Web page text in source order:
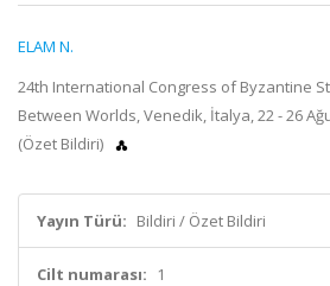
ELAM N.
24th International Congress of Byzantine
Between Worlds, Venedik, İtalya, 22 - 26
(Özet Bildiri)
Yayın Türü: Bildiri / Özet Bildiri
Cilt numarası: 1